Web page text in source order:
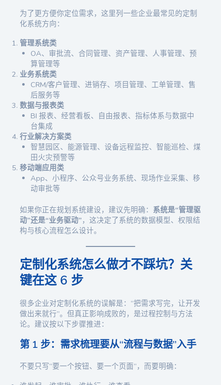
为了更方便你定位需求，这里列一些企业最常见的定制
化系统方向：
管理系统类
OA、审批流、合同管理、资产管理、人事管理、预
算管理等
业务系统类
CRM/客户管理、进销存、项目管理、工单管理、售
后服务等
数据与报表类
BI 报表、经营看板、自由报表、指标体系与数据中
台集成
行业解决方案类
智慧园区、能源管理、设备远程监控、智能巡检、煤
田火灾预警等
移动端应用类
App、小程序、公众号业务系统、现场作业采集、移
动审批等
如果你正在规划系统建设，建议先明确： 系统是“管理驱
动”还是“业务驱动”，这决定了系统的数据模型、权限结
构与核心流程怎么设计。
定制化系统怎么做才不踩坑？关
键在这 6 步
很多企业对定制化系统的误解是：“把需求写完，让开发
做出来就行”。但真正影响成败的，是过程控制与方法
论。建议按以下步骤推进：
第 1 步：需求梳理要从“流程与数据”入手
不要只写“要一个按钮、要一个页面”，而要明确：